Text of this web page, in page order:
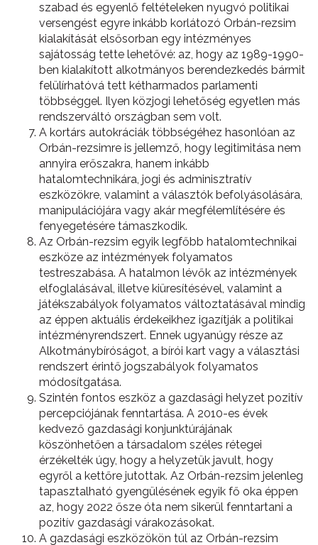
szabad és egyenlő feltételeken nyugvó politikai
versengést egyre inkább korlátozó Orbán-rezsim
kialakítását elsősorban egy intézményes
sajátosság tette lehetővé: az, hogy az 1989-1990-
ben kialakított alkotmányos berendezkedés bármit
felülírhatóvá tett kétharmados parlamenti
többséggel. Ilyen közjogi lehetőség egyetlen más
rendszerváltó országban sem volt.
A kortárs autokráciák többségéhez hasonlóan az
Orbán-rezsimre is jellemző, hogy legitimitása nem
annyira erőszakra, hanem inkább
hatalomtechnikára, jogi és adminisztratív
eszközökre, valamint a választók befolyásolására,
manipulációjára vagy akár megfélemlítésére és
fenyegetésére támaszkodik.
Az Orbán-rezsim egyik legfőbb hatalomtechnikai
eszköze az intézmények folyamatos
testreszabása. A hatalmon lévők az intézmények
elfoglalásával, illetve kiüresítésével, valamint a
játékszabályok folyamatos változtatásával mindig
az éppen aktuális érdekeikhez igazítják a politikai
intézményrendszert. Ennek ugyanúgy része az
Alkotmánybíróságot, a bírói kart vagy a választási
rendszert érintő jogszabályok folyamatos
módosítgatása.
Szintén fontos eszköz a gazdasági helyzet pozitív
percepciójának fenntartása. A 2010-es évek
kedvező gazdasági konjunktúrájának
köszönhetően a társadalom széles rétegei
érzékelték úgy, hogy a helyzetük javult, hogy
egyről a kettőre jutottak. Az Orbán-rezsim jelenleg
tapasztalható gyengülésének egyik fő oka éppen
az, hogy 2022 ősze óta nem sikerül fenntartani a
pozitív gazdasági várakozásokat.
A gazdasági eszközökön túl az Orbán-rezsim